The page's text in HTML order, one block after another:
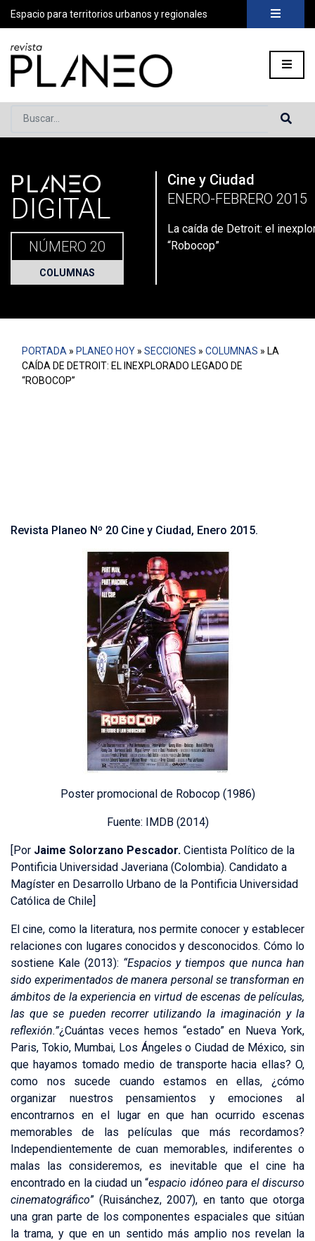
Espacio para territorios urbanos y regionales
Buscar...
Portada» Planeo Hoy Secciones»Columnas»La caída de
PLANEO
DIGITAL
NÚMERO 20
COLUMNAS
Cine y Ciudad
ENERO-FEBRERO 2015
La caída de Detroit: el
“Robocop”
PORTADA » PLANEO HOY » SECCIONES » COLUMNAS » LA
CAÍDA DE DETROIT: EL INEXPLORADO LEGADO DE
“ROBOCOP”
Revista Planeo Nº 20 Cine y Ciudad, Enero 2015.
Poster promocional de Robocop (1986)
Fuente: IMDB (2014)
[Por Jaime Solorzano Pescador. Cientista Político de la
Pontificia Universidad Javeriana (Colombia). Candidato a
Magíster en Desarrollo Urbano de la Pontificia Universidad
Católica de Chile]
El cine, como la literatura, nos permite conocer y establecer
relaciones con lugares conocidos y desconocidos. Cómo lo
sostiene Kale (2013): “Espacios y tiempos que nunca han
sido experimentados de manera personal se transforman en
ámbitos de la experiencia en virtud de escenas de películas,
las que se pueden recorrer utilizando la imaginación y la
reflexión.”¿Cuántas veces hemos “estado” en Nueva York,
Paris, Tokio, Mumbai, Los Ángeles o Ciudad de México, sin
que hayamos tomado medio de transporte hacia ellas? O,
como nos sucede cuando estamos en ellas, ¿cómo
organizar nuestros pensamientos y emociones al
encontrarnos en el lugar en que han ocurrido escenas
memorables de las películas que más recordamos?
Independientemente de cuan memorables, indiferentes o
malas las consideremos, es inevitable que el cine ha
encontrado en la ciudad un “espacio idóneo para el discurso
cinematográfico” (Ruisánchez, 2007), en tanto que otorga
una gran parte de los componentes espaciales que sitúan
la trama, y que en un sentido más amplio nos revelan la